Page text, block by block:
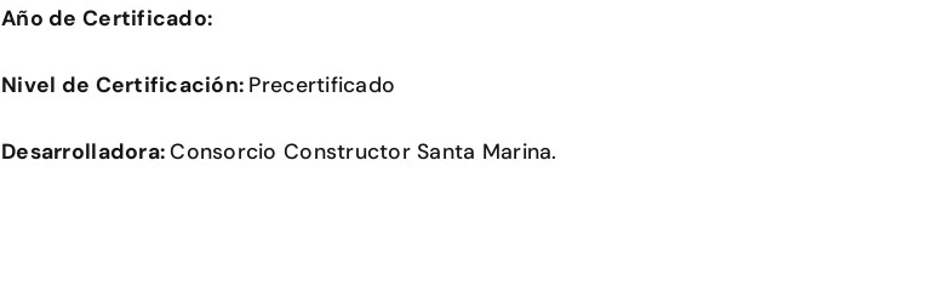
Año de Certificado:
Nivel de Certificación: Precertificado
Desarrolladora:Consorcio Constructor Santa Marina.